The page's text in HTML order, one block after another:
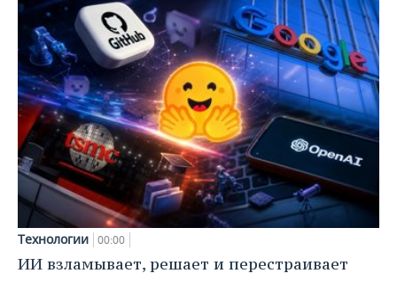
Технологии 00:00
ИИ взламывает, решает и перестраивает